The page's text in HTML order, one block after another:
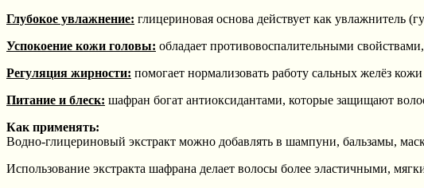
Глубокое увлажнение: глицериновая основа действует как увлажнитель
Успокоение кожи головы: обладает противовоспалительными
Регуляция жирности: помогает нормализовать работу сальных желёз
Питание и блеск: шафран богат антиоксидантами, которые защищают
Как применять:
Водно-глицериновый экстракт можно добавлять в шампуни, бальзамы,
Использование экстракта шафрана делает волосы более эластичными,